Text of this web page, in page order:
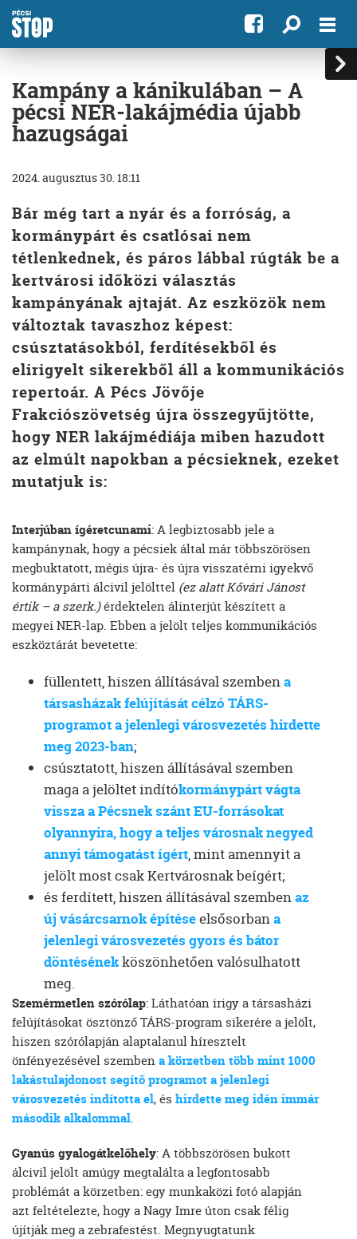
Kampány a kánikulában – A
pécsi NER-lakájmédia újabb
hazugságai
2024. augusztus 30. 18:11
Bár még tart a nyár és a forróság, a
kormánypárt és csatlósai nem
tétlenkednek, és páros lábbal rúgták be a
kertvárosi időközi választás
kampányának ajtaját. Az eszközök nem
változtak tavaszhoz képest:
csúsztatásokból, ferdítésekből és
elirigyelt sikerekből áll a kommunikációs
repertoár. A Pécs Jövője
Frakciószövetség újra összegyűjtötte,
hogy NER lakájmédiája miben hazudott
az elmúlt napokban a pécsieknek, ezeket
mutatjuk is:
Interjúban ígéretcunami: A legbiztosabb jele a
kampánynak, hogy a pécsiek által már többszörösen
megbuktatott, mégis újra- és újra visszatérni igyekvő
kormánypárti álcivil jelölttel (ez alatt Kővári Jánost
értik – a szerk.)érdektelen álinterjút készített a
megyei NER-lap. Ebben a jelölt teljes kommunikációs
eszköztárát bevetette:
füllentett, hiszen állításával szembena
társasházak felújítását célzó TÁRS-
programot a jelenlegi városvezetés hirdette
meg 2023-ban;
csúsztatott, hiszen állításával szemben
maga a jelöltet indítókormánypárt vágta
vissza a Pécsnek szánt EU-forrásokat
olyannyira, hogy a teljes városnak negyed
annyi támogatást ígért, mint amennyit a
jelölt most csak Kertvárosnak beígért;
és ferdített, hiszen állításával szembenaz
új vásárcsarnok építéseelsősorbana
jelenlegi városvezetés gyors és bátor
döntésénekköszönhetően valósulhatott
meg.
Szemérmetlen szórólap: Láthatóan irigy a társasházi
felújításokat ösztönző TÁRS-program sikerére a jelölt,
hiszen szórólapján alaptalanul híresztelt
önfényezésével szembena körzetben több mint 1000
lakástulajdonost segítő programot a jelenlegi
városvezetés indította el, és hirdette meg idén immár
második alkalommal.
Gyanús gyalogátkelőhely: A többszörösen bukott
álcivil jelölt amúgy megtalálta a legfontosabb
problémát a körzetben: egy munkaközi fotó alapján
azt feltételezte, hogy a Nagy Imre úton csak félig
újítják meg a zebrafestést. Megnyugtatunk